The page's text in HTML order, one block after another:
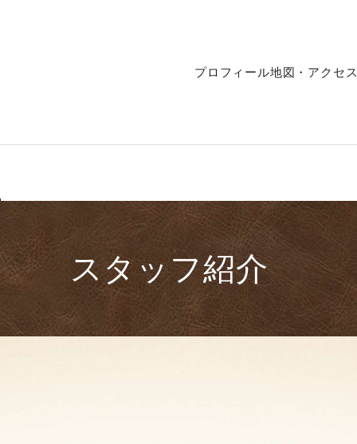
プロフィール地図・アクセス
スタッフ紹介